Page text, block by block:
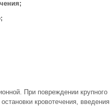
При повреждении крупного
кровотечения, введения